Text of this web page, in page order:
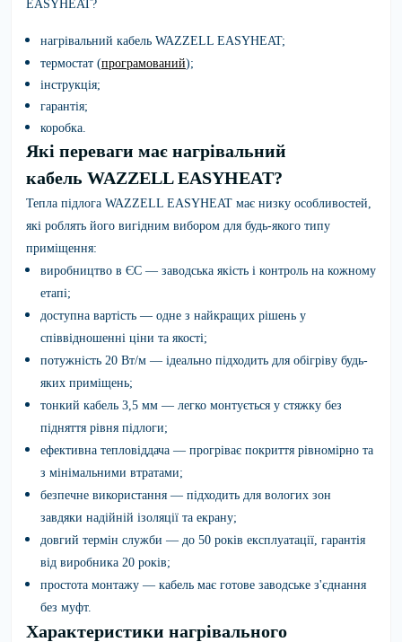
EASYHEAT?
нагрівальний кабель WAZZELL EASYHEAT;
термостат (програмований);
інструкція;
гарантія;
коробка.
Які переваги має нагрівальний
кабель WAZZELL EASYHEAT?
Тепла підлога WAZZELL EASYHEAT має низку особливостей,
які роблять його вигідним вибором для будь-якого типу
приміщення:
виробництво в ЄС — заводська якість і контроль на кожному
етапі;
доступна вартість — одне з найкращих рішень у
співвідношенні ціни та якості;
потужність 20 Вт/м — ідеально підходить для обігріву будь-
яких приміщень;
тонкий кабель 3,5 мм — легко монтується у стяжку без
підняття рівня підлоги;
ефективна тепловіддача — прогріває покриття рівномірно та
з мінімальними втратами;
безпечне використання — підходить для вологих зон
завдяки надійній ізоляції та екрану;
довгий термін служби — до 50 років експлуатації, гарантія
від виробника 20 років;
простота монтажу — кабель має готове заводське з'єднання
без муфт.
Характеристики нагрівального